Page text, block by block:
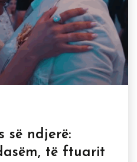
së ndjerë:
të ftuarit